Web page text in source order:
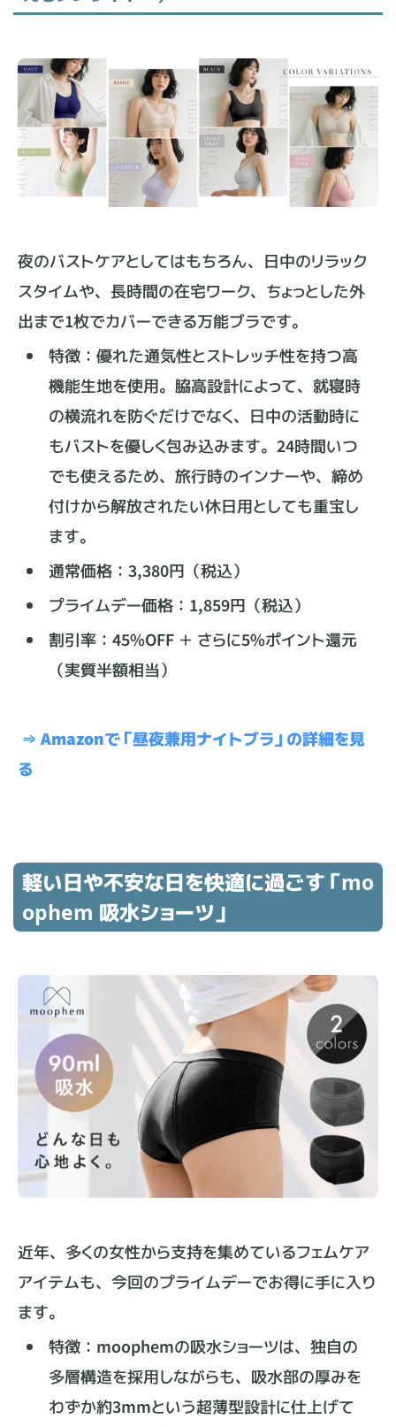
夜のバストケアとしてはもちろん、日中のリラック
スタイムや、長時間の在宅ワーク、ちょっとした外
出まで1枚でカバーできる万能ブラです。
特徴：優れた通気性とストレッチ性を持つ高
機能生地を使用。脇高設計によって、就寝時
の横流れを防ぐだけでなく、日中の活動時に
もバストを優しく包み込みます。24時間いつ
でも使えるため、旅行時のインナーや、締め
付けから解放されたい休日用としても重宝し
ます。
通常価格：3,380円（税込）
プライムデー価格：1,859円（税込）
割引率：45%OFF ＋ さらに5%ポイント還元
（実質半額相当）
⇒ Amazonで「昼夜兼用ナイトブラ」の詳細を見
る
軽い日や不安な日を快適に過ごす「mo
ophem 吸水ショーツ」
近年、多くの女性から支持を集めているフェムケア
アイテムも、今回のプライムデーでお得に手に入り
ます。
特徴：moophemの吸水ショーツは、独自の
多層構造を採用しながらも、吸水部の厚みを
わずか約3mmという超薄型設計に仕上げて